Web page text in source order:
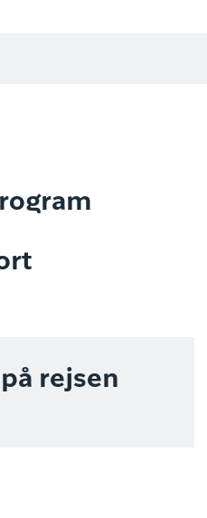
rejsen